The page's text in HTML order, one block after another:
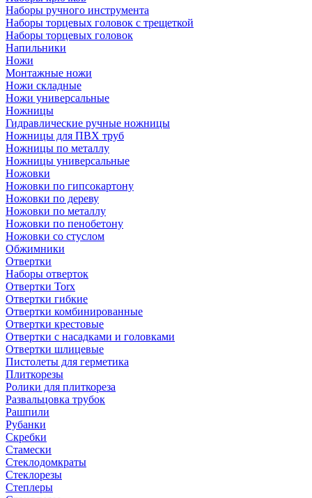
Наборы ручного инструмента
Наборы торцевых головок с трещеткой
Наборы торцевых головок
Напильники
Ножи
Монтажные ножи
Ножи складные
Ножи универсальные
Ножницы
Гидравлические ручные ножницы
Ножницы для ПВХ труб
Ножницы по металлу
Ножницы универсальные
Ножовки
Ножовки по гипсокартону
Ножовки по дереву
Ножовки по металлу
Ножовки по пенобетону
Ножовки со стуслом
Обжимники
Отвертки
Наборы отверток
Отвертки Torx
Отвертки гибкие
Отвертки комбинированные
Отвертки крестовые
Отвертки с насадками и головками
Отвертки шлицевые
Пистолеты для герметика
Плиткорезы
Ролики для плиткореза
Развальцовка трубок
Рашпили
Рубанки
Скребки
Стамески
Стеклодомкраты
Стеклорезы
Степлеры